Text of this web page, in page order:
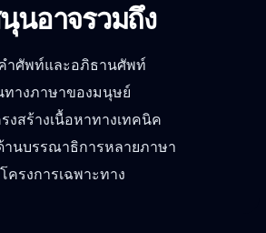
นอาจรวมถึง
ำศัพท์และอภิธานศัพท์
างภาษาของมนุษย์
งสร้างเนื้อหาทางเทคนิค
านบรรณาธิการหลายภาษา
ครงการเฉพาะทาง